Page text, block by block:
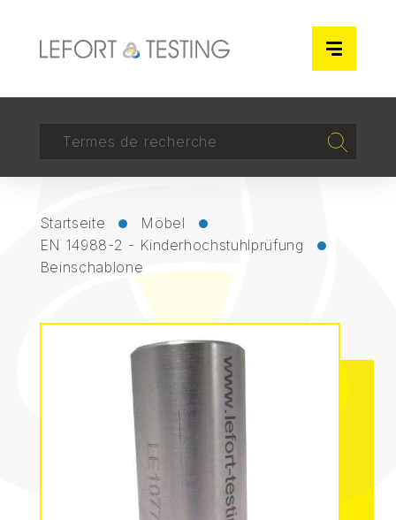
RECHERCHER
Startseite
Möbel
EN 14988-2 - Kinderhochstuhlprüfung
Beinschablone